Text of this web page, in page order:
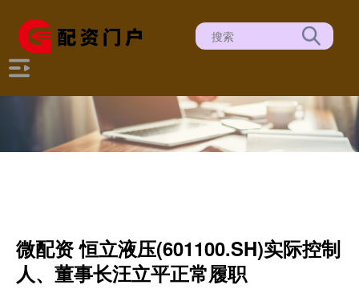
微配资 恒立液压(601100.SH)实际控制
人、董事长汪立平正常履职